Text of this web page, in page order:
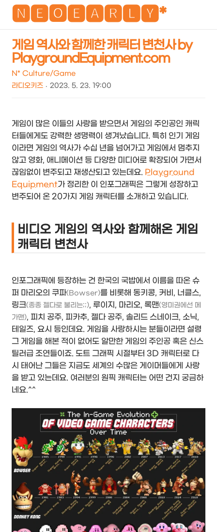
🅽🅴🅾🅴🅰🆁🅻🆈*
게임 역사와 함께한 캐릭터 변천사 by
PlaygroundEquipment.com
N* Culture/Game
라디오키즈
2023. 5. 23. 19:00
게임이 많은 이들의 사랑을 받으면서 게임의 주인공인 캐릭
터들에게도 강력한 생명력이 생겨났습니다. 특히 인기 게임
이라면 게임의 역사가 수십 년을 넘어가고 게임에서 멈추지
않고 영화, 애니메이션 등 다양한 미디어로 확장되어 가면서
끊임없이 변주되고 재생산되고 있는데요. Playground
Equipment가 정리한 이 인포그래픽은 그렇게 성장하고
변주되어 온 20가지 게임 캐릭터를 소개하고 있습니다.
비디오 게임의 역사와 함께해온 게임
캐릭터 변천사
인포그래픽에 등장하는 건 한국의 국밥에서 이름을 따온 슈
퍼 마리오의 쿠파(Bowser)를 비롯해 동키콩, 커비, 너클스,
링크(종종 젤다로 불리는;;), 루이지, 마리오, 록맨(영미권에선 메
가맨), 피치 공주, 피카추, 젤다 공주, 솔리드 스네이크, 소닉,
테일즈, 요시 등인데요. 게임을 사랑하시는 분들이라면 설령
그 게임을 해본 적이 없어도 알만한 게임의 주인공 혹은 신스
틸러급 조연들이죠. 도트 그래픽 시절부터 3D 캐릭터로 다
시 태어난 그들은 지금도 세계의 수많은 게이머들에게 사랑
을 받고 있는데요. 여러분의 원픽 캐릭터는 어떤 건지 궁금하
네요.^^